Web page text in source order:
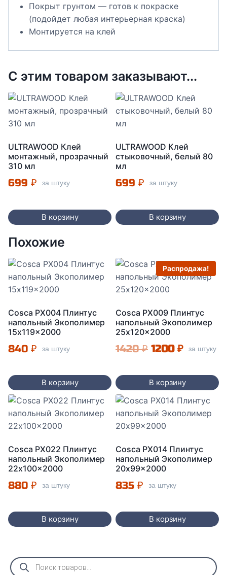
Покрыт грунтом — готов к покраске
(подойдет любая интерьерная краска)
Монтируется на клей
С этим товаром заказывают...
ULTRAWOOD Клей
монтажный, прозрачный
310 мл
699 ₽ за штуку
В корзину
ULTRAWOOD Клей
стыковочный, белый 80
мл
699 ₽ за штуку
В корзину
Похожие
Cosca PX004 Плинтус
напольный Экополимер
15x119x2000
840 ₽ за штуку
В корзину
Распродажа!
Cosca PX009 Плинтус
напольный Экополимер
25x120x2000
1420₽
составляла
1420 ₽.
1200 ₽Текущая
1200 ₽.
за штуку
В корзину
Cosca PX022 Плинтус
напольный Экополимер
22x100x2000
880 ₽ за штуку
В корзину
Cosca PX014 Плинтус
напольный Экополимер
20x99x2000
835 ₽ за штуку
В корзину
Поиск
товаров